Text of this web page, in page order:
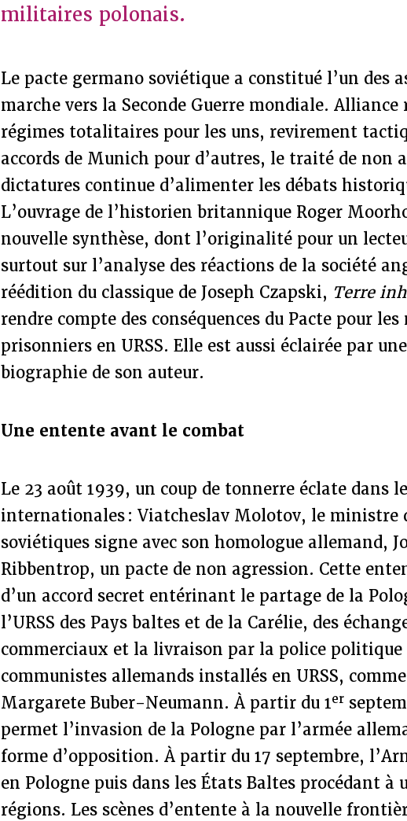
militaires polonais.
Le pacte germano soviétique a constitué l’un des
marche vers la Seconde Guerre mondiale.
régimes totalitaires pour les uns, revirement
accords de Munich pour d’autres, le traité de non
dictatures continue d’alimenter les débats
L’ouvrage de l’historien britannique Roger
nouvelle synthèse, dont l’originalité pour un
surtout sur l’analyse des réactions de la société
réédition du classique de Joseph Czapski, Terre
rendre compte des conséquences du Pacte pour
prisonniers en URSS. Elle est aussi éclairée par
biographie de son auteur.
Une entente avant le combat
Le 23 août 1939, un coup de tonnerre éclate dans
internationales : Viatcheslav Molotov, le ministre
soviétiques signe avec son homologue allemand,
Ribbentrop, un pacte de non agression. Cette
d’un accord secret entérinant le partage de la
l’URSS des Pays baltes et de la Carélie, des
commerciaux et la livraison par la police politique
communistes allemands installés en URSS,
Margarete Buber-Neumann. À partir du 1er
permet l’invasion de la Pologne par l’armée
forme d’opposition. À partir du 17 septembre,
en Pologne puis dans les États Baltes procédant à
régions. Les scènes d’entente à la nouvelle